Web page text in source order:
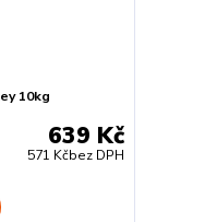
10kg
639 Kč
571 Kčbez DPH